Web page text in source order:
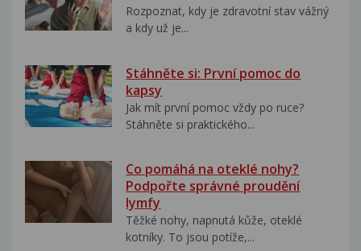
Rozpoznat, kdy je zdravotní stav vážný
a kdy už je...
Stáhněte si: První pomoc do
kapsy
Jak mít první pomoc vždy po ruce?
Stáhněte si praktického...
Co pomáhá na oteklé nohy?
Podpořte správné proudění
lymfy
Těžké nohy, napnutá kůže, oteklé
kotníky. To jsou potíže,...